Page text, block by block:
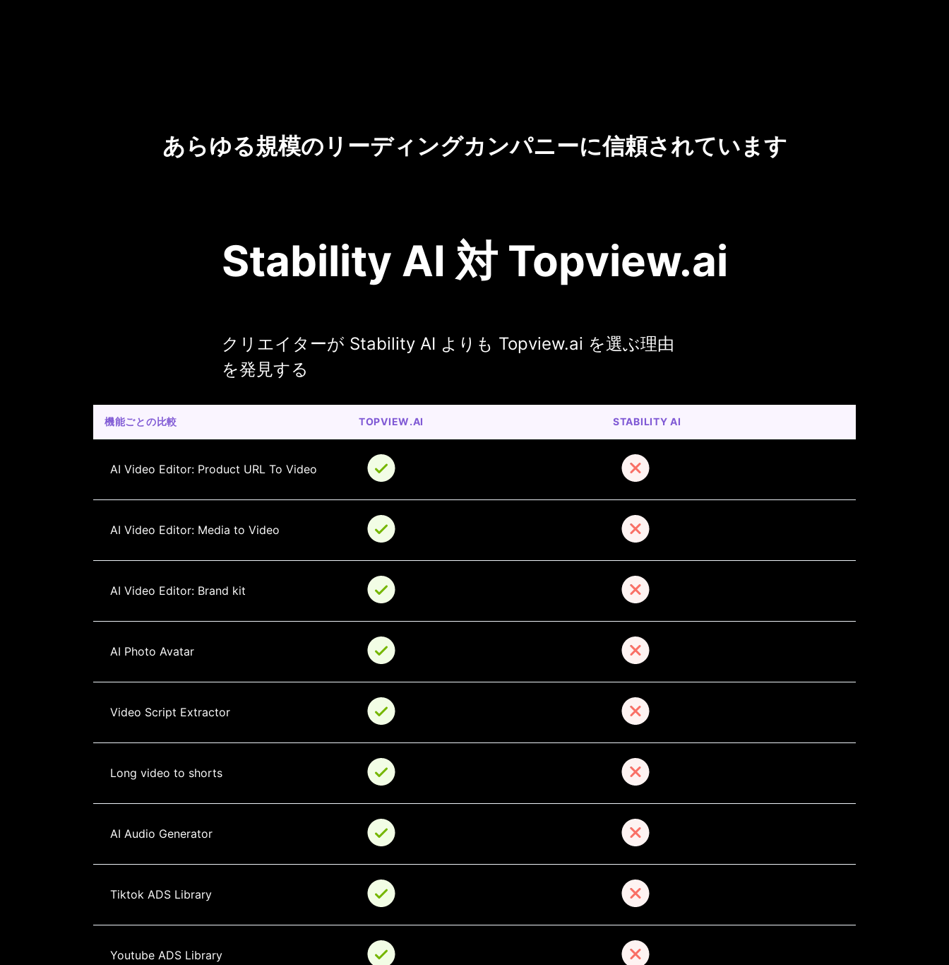
あらゆる規模のリーディングカンパニーに信頼されています
Stability AI 対 Topview.ai
クリエイターが Stability AI よりも Topview.ai を選ぶ理由
を発見する
機能ごとの比較 TOPVIEW.AI STABILITY AI
AI Video Editor: Product URL To Video
AI Video Editor: Media to Video
AI Video Editor: Brand kit
AI Photo Avatar
Video Script Extractor
Long video to shorts
AI Audio Generator
Tiktok ADS Library
Youtube ADS Library